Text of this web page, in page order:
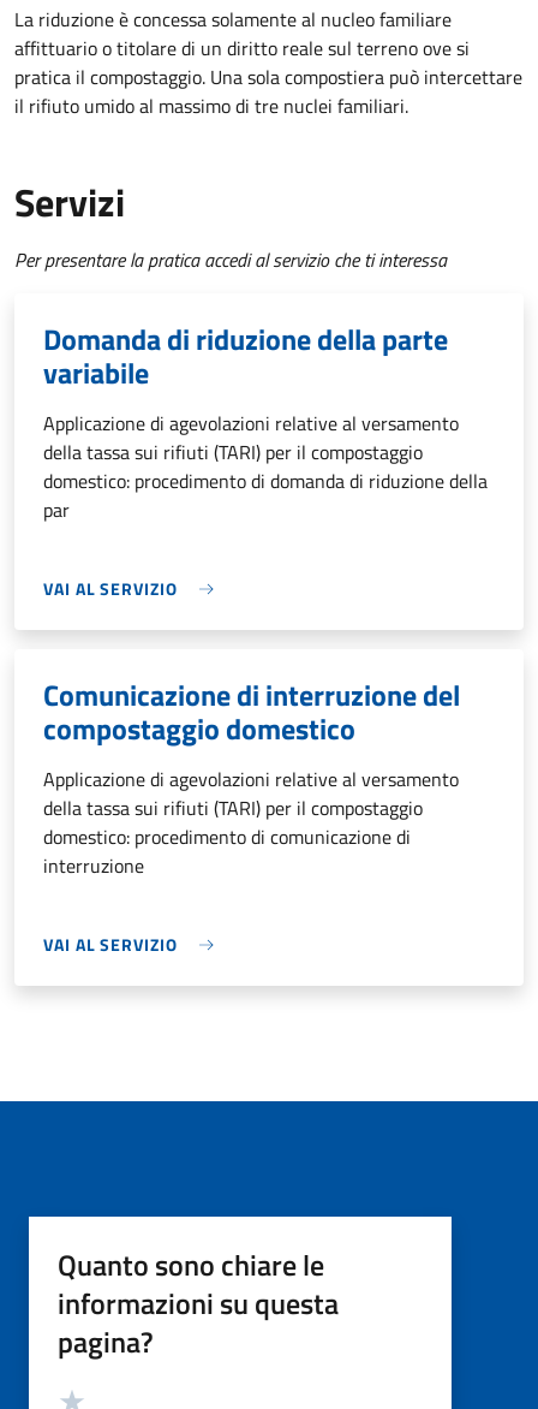
La riduzione è concessa solamente al nucleo familiare
affittuario o titolare di un diritto reale sul terreno ove si
pratica il compostaggio. Una sola compostiera può intercettare
il rifiuto umido al massimo di tre nuclei familiari.
Servizi
Per presentare la pratica accedi al servizio che ti interessa
Domanda di riduzione della parte
variabile
Applicazione di agevolazioni relative al versamento
della tassa sui rifiuti (TARI) per il compostaggio
domestico: procedimento di domanda di riduzione della
par
VAI AL SERVIZIO
Comunicazione di interruzione del
compostaggio domestico
Applicazione di agevolazioni relative al versamento
della tassa sui rifiuti (TARI) per il compostaggio
domestico: procedimento di comunicazione di
interruzione
VAI AL SERVIZIO
Quanto sono chiare le
informazioni su questa
pagina?
Valutazione